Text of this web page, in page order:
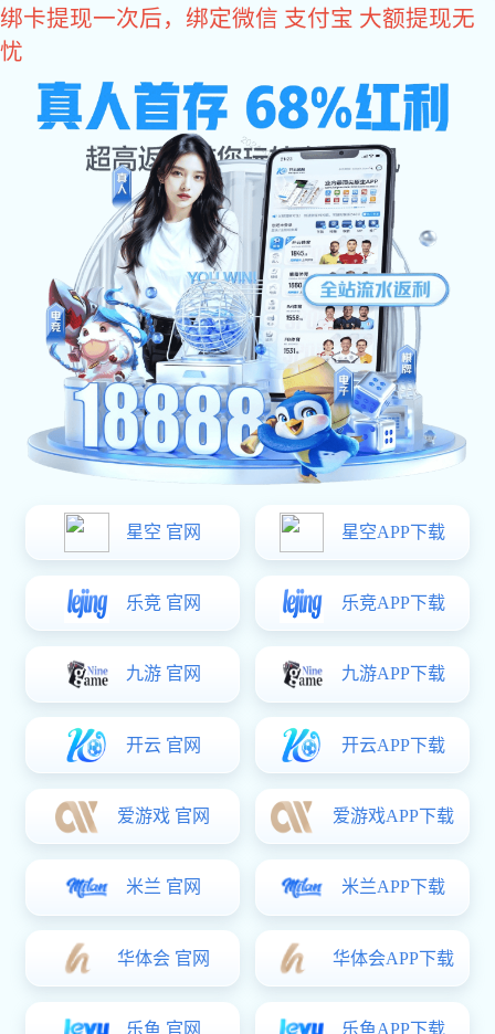
xk星空体育
首 页>案例>包装包材> 东莞市桥头尚贤灯饰厂
阿里诚信通 关键词优化案例
xk星空体育:xk星空体育网站建设案例 营销型网站建设
品牌官方网站设计 客户聊天记录
东莞市桥头尚贤灯饰厂
合作项目：阿里1688诚信通代运营项目